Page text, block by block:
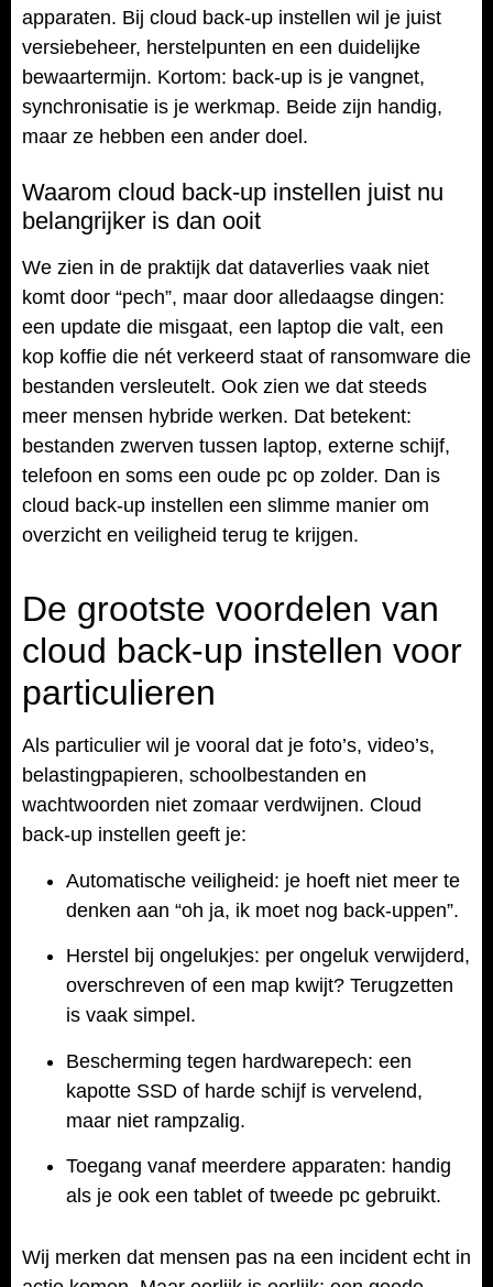
apparaten. Bij cloud back-up instellen wil je juist
versiebeheer, herstelpunten en een duidelijke
bewaartermijn. Kortom: back-up is je vangnet,
synchronisatie is je werkmap. Beide zijn handig,
maar ze hebben een ander doel.
Waarom cloud back-up instellen juist nu
belangrijker is dan ooit
We zien in de praktijk dat dataverlies vaak niet
komt door “pech”, maar door alledaagse dingen:
een update die misgaat, een laptop die valt, een
kop koffie die nét verkeerd staat of ransomware die
bestanden versleutelt. Ook zien we dat steeds
meer mensen hybride werken. Dat betekent:
bestanden zwerven tussen laptop, externe schijf,
telefoon en soms een oude pc op zolder. Dan is
cloud back-up instellen een slimme manier om
overzicht en veiligheid terug te krijgen.
De grootste voordelen van
cloud back-up instellen voor
particulieren
Als particulier wil je vooral dat je foto’s, video’s,
belastingpapieren, schoolbestanden en
wachtwoorden niet zomaar verdwijnen. Cloud
back-up instellen geeft je:
Automatische veiligheid: je hoeft niet meer te
denken aan “oh ja, ik moet nog back-uppen”.
Herstel bij ongelukjes: per ongeluk verwijderd,
overschreven of een map kwijt? Terugzetten
is vaak simpel.
Bescherming tegen hardwarepech: een
kapotte SSD of harde schijf is vervelend,
maar niet rampzalig.
Toegang vanaf meerdere apparaten: handig
als je ook een tablet of tweede pc gebruikt.
Wij merken dat mensen pas na een incident echt in